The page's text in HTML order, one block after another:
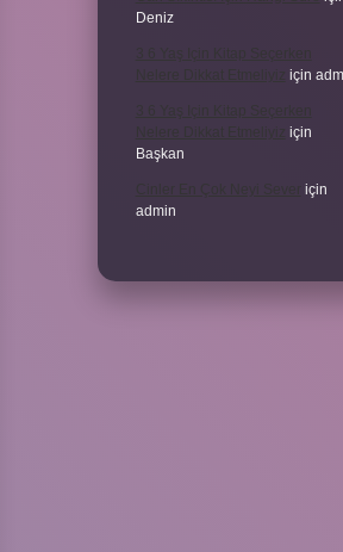
Deniz
için
için
Başkan
için
admin